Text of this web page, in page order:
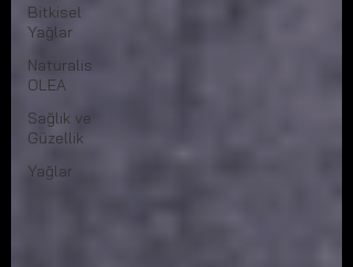
Bitkisel
Yağlar
Naturalis
OLEA
Sağlık ve
Güzellik
Yağlar